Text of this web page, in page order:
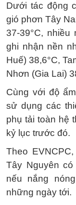
Dưới tác động
gió phơn Tây
37-39°C,
ghi nhận nền
Huế) 38,6°C,
Nhơn (Gia Lai)
Cùng với độ
sử dụng các
phụ tải toàn hệ
kỷ lục trước đó.
Theo
Tây Nguyên
nếu nắng
những ngày tới.